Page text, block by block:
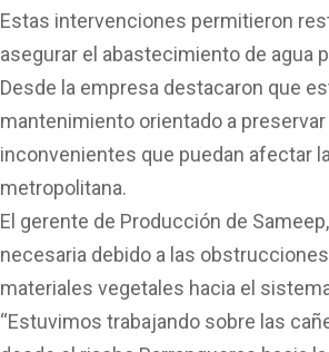
Estas intervenciones permitieron
asegurar el abastecimiento de agua
Desde la empresa destacaron que
mantenimiento orientado a
inconvenientes que puedan afectar
metropolitana.
El gerente de Producción de
necesaria debido a las
materiales vegetales hacia el
“Estuvimos trabajando sobre las